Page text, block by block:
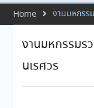
ประจำปีการ
Home งานมหกรร
งานมหกรรมร
นเรศวร